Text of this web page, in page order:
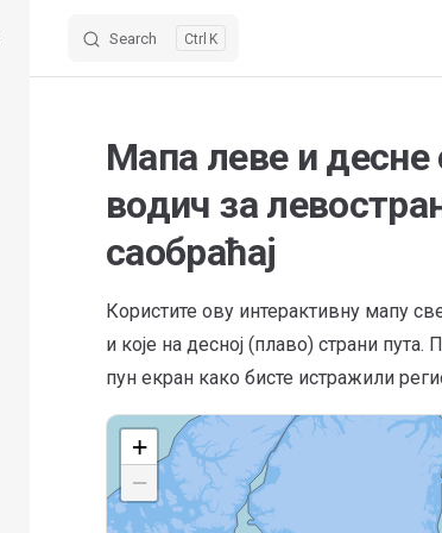
Search K
Мапа леве и
водич за
саобраћај
Користите ову интерактивну мапу
и које на десној (плаво) страни пута.
пун екран како бисте истражили
+
−